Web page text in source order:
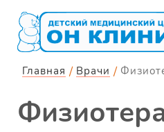
Главная Врачи